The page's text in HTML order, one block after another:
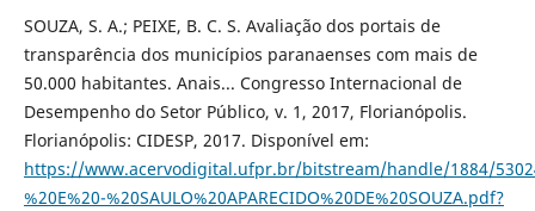
SOUZA, S. A.; PEIXE, B. C. S. Avaliação dos portais de
transparência dos municípios paranaenses com mais de
50.000 habitantes. Anais... Congresso Internacional de
Desempenho do Setor Público, v. 1, 2017, Florianópolis.
Florianópolis: CIDESP, 2017. Disponível em:
https://www.acervodigital.ufpr.br/bitstream/handle/1884/
%20E%20-%20SAULO%20APARECIDO%20DE%20SOUZA.pdf?